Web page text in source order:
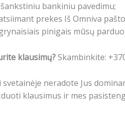
bankiniu pavedimu;
prekes Iš Omniva
pinigais mūsų
klausimų?Skambinkite:
svetainėje neradote Jus
klausimus ir mes